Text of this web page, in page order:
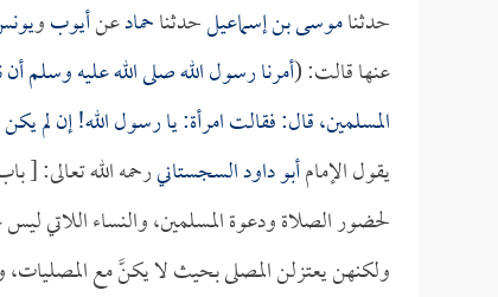
حدثناموسى بن إسماعيلحدثناحمادعنأيوبو
عنها قالت: (أمرنا رسول الله صلى الله عليه وسلم
المسلمين، قال: فقالت امرأة: يا رسول الله! إن
يقول الإمامأبو داود السجستانيرحمه الله تعالى:
لحضور الصلاة ودعوة المسلمين، والنساء اللاتي
ولكنهن يعتزلن المصلى بحيث لا يكنَّ مع